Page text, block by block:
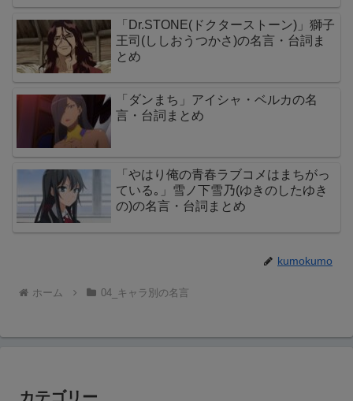
「Dr.STONE(ドクターストーン)」獅子
王司(ししおうつかさ)の名言・台詞ま
とめ
「ダンまち」アイシャ・ベルカの名
言・台詞まとめ
「やはり俺の青春ラブコメはまちがっ
ている｡」雪ノ下雪乃(ゆきのしたゆき
の)の名言・台詞まとめ
kumokumo
ホーム 04_キャラ別の名言
カテゴリー